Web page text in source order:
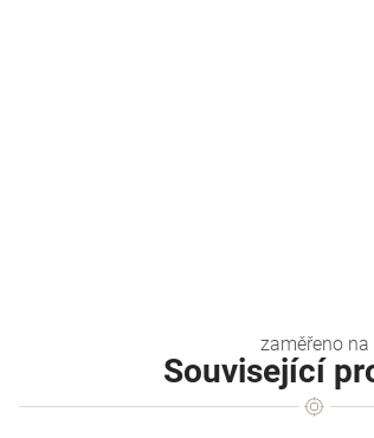
Související